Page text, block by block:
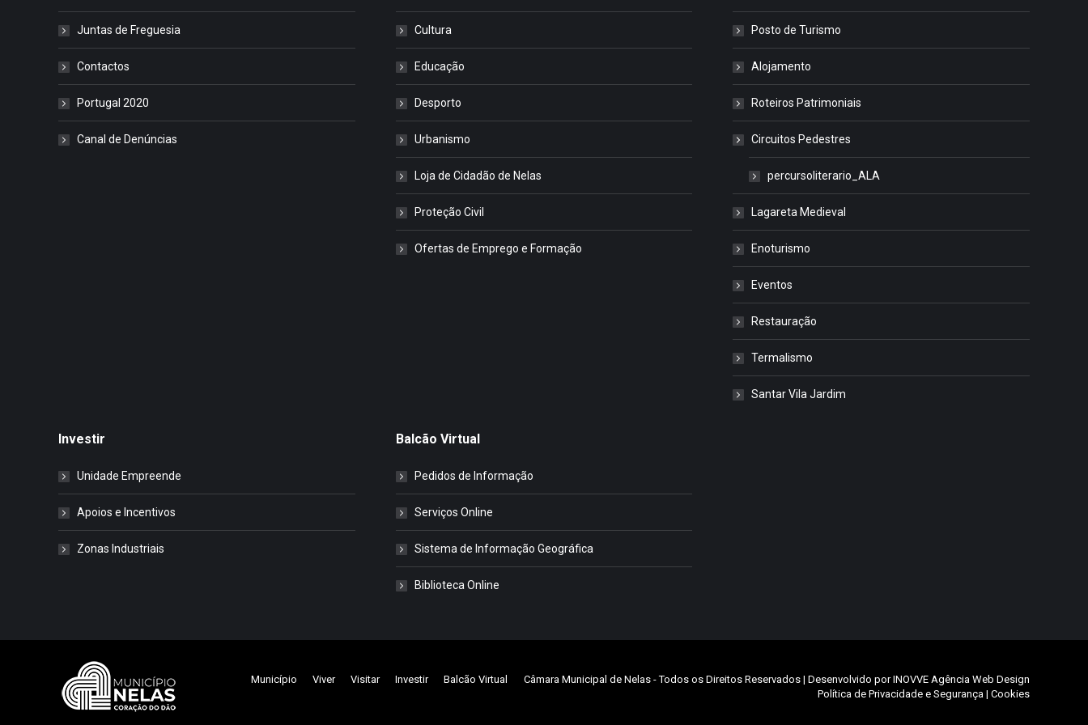
Juntas de Freguesia
Contactos
Portugal 2020
Canal de Denúncias
Cultura
Educação
Desporto
Urbanismo
Loja de Cidadão de Nelas
Proteção Civil
Ofertas de Emprego e Formação
Posto de Turismo
Alojamento
Roteiros Patrimoniais
Circuitos Pedestres
percursoliterario_ALA
Lagareta Medieval
Enoturismo
Eventos
Restauração
Termalismo
Santar Vila Jardim
Investir
Unidade Empreende
Apoios e Incentivos
Zonas Industriais
Balcão Virtual
Pedidos de Informação
Serviços Online
Sistema de Informação Geográfica
Biblioteca Online
Município Viver Visitar Investir Balcão Virtual Câmara Municipal de Nelas - Todos os Direitos Reservados | Desenvolvido porINOVVE Agência Web Design
Política de Privacidade e Segurança | Cookies